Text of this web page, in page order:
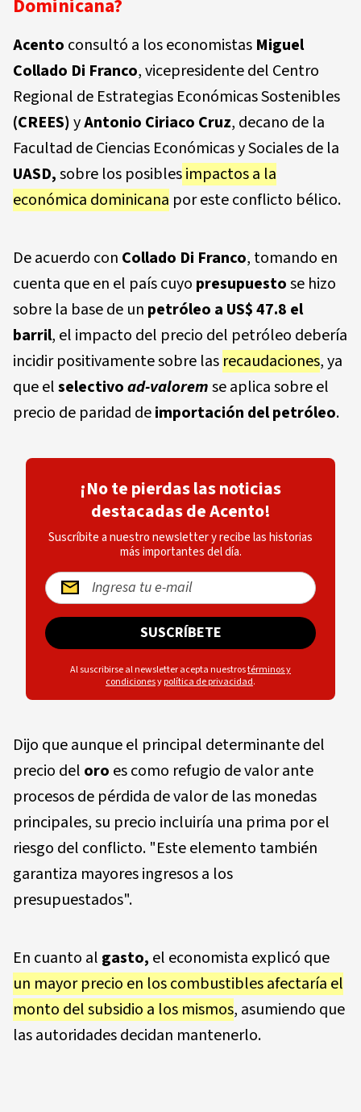
Dominicana?
Acento consultó a los economistas Miguel
Collado Di Franco, vicepresidente del Centro
Regional de Estrategias Económicas Sostenibles
(CREES)yAntonio Ciriaco Cruz, decano de la
Facultad de Ciencias Económicas y Sociales de la
UASD,sobre los posiblesimpactos a la
económica dominicana por este conflicto bélico.
De acuerdo con Collado Di Franco, tomando en
cuenta que en el país cuyo presupuestose hizo
sobre la base de un petróleo a US$ 47.8 el
barril, el impacto del precio del petróleo debería
incidir positivamente sobre las recaudaciones, ya
que elselectivoad-valoremse aplica sobre el
precio de paridad deimportación del petróleo.
¡No te pierdas las noticias
destacadas de Acento!
Suscríbite a nuestro newsletter y recibe las historias
más importantes del día.
SUSCRÍBETE
Al suscribirse al newsletter acepta nuestrostérminos y
condicionesypolítica de privacidad.
Dijo que aunque el principal determinante del
precio del oro es como refugio de valor ante
procesos de pérdida de valor de las monedas
principales, su precio incluiría una prima por el
riesgo del conflicto. "Este elemento también
garantiza mayores ingresos a los
presupuestados".
En cuanto al gasto, el economista explicó que
un mayor precio en los combustibles afectaría el
monto del subsidio a los mismos, asumiendo que
las autoridades decidan mantenerlo.